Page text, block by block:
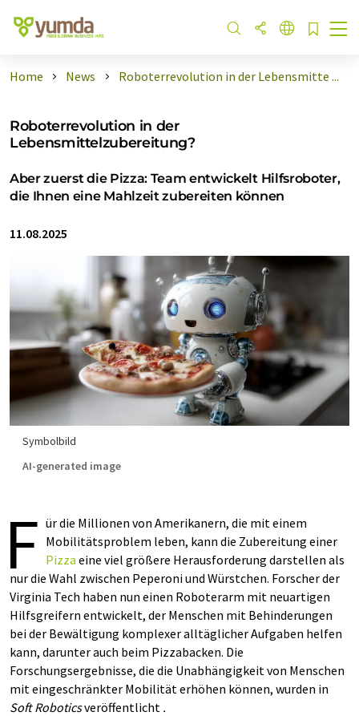
Home News Roboterrevolution in der Lebensmitte ...
Roboterrevolution in der
Lebensmittelzubereitung?
Aber zuerst die Pizza: Team entwickelt Hilfsroboter,
die Ihnen eine Mahlzeit zubereiten können
11.08.2025
Symbolbild
AI-generated image
F ür die Millionen von Amerikanern, die mit einem
Mobilitätsproblem leben, kann die Zubereitung einer
Pizza eine viel größere Herausforderung darstellen als
nur die Wahl zwischen Peperoni und Würstchen. Forscher der
Virginia Tech haben nun einen Roboterarm mit neuartigen
Hilfsgreifern entwickelt, der Menschen mit Behinderungen
bei der Bewältigung komplexer alltäglicher Aufgaben helfen
kann, darunter auch beim Pizzabacken. Die
Forschungsergebnisse, die die Unabhängigkeit von Menschen
mit eingeschränkter Mobilität erhöhen können, wurden in
Soft Roboticsveröffentlicht .